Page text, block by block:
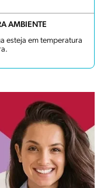
AMBIENTE
esteja em temperatura